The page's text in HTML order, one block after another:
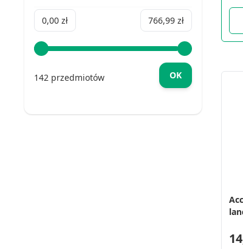
Minimum value
0,00 zł Maximum value
766,99 zł
142 przedmiotów OK